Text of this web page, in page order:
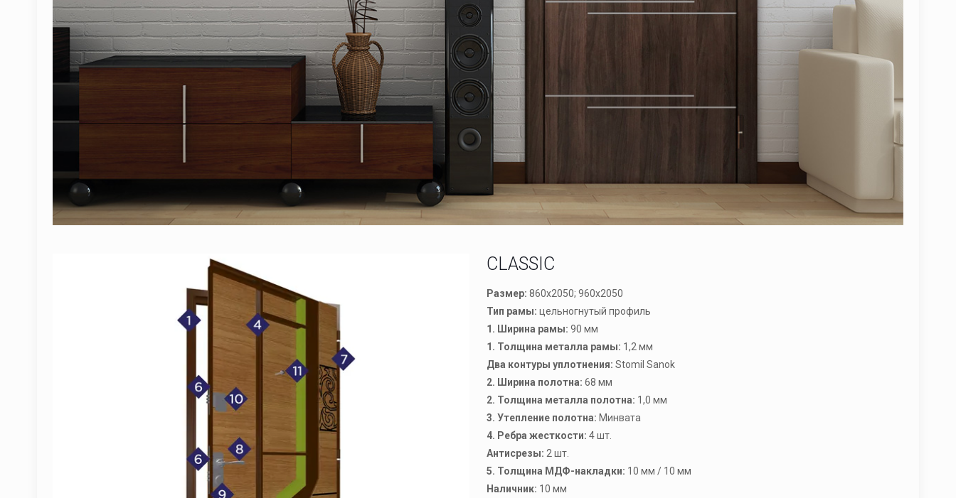
CLASSIC
Размер: 860х2050; 960х2050
Тип рамы: цельногнутый профиль
1. Ширина рамы: 90 мм
1. Толщина металла рамы: 1,2 мм
Два контуры уплотнения: Stomil Sanok
2. Ширина полотна: 68 мм
2. Толщина металла полотна: 1,0 мм
3. Утепление полотна: Минвата
4. Ребра жесткости: 4 шт.
Антисрезы: 2 шт.
5. Толщина МДФ-накладки: 10 мм / 10 мм
Наличник: 10 мм